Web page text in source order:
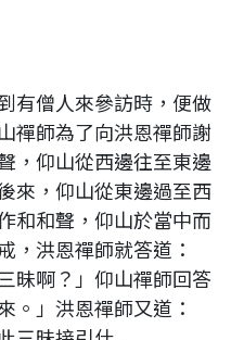
有僧人來參訪時，便做
禪師為了向洪恩禪師謝
，仰山從西邊往至東邊
來，仰山從東邊過至西
和和聲，仰山於當中而
，洪恩禪師就答道：
昧啊？」仰山禪師回答
。」洪恩禪師又道：